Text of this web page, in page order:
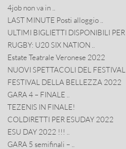
4job non va in ..
LAST MINUTE Posti alloggio ..
ULTIMI BIGLIETTI DISPONIBILI PER ..
RUGBY: U20 SIX NATION ..
Estate Teatrale Veronese 2022
NUOVI SPETTACOLI DEL FESTIVAL ..
FESTIVAL DELLA BELLEZZA 2022
GARA 4 – FINALE ..
TEZENIS IN FINALE!
COLDIRETTI PER ESUDAY 2022
ESU DAY 2022 !!! ..
GARA 5 semifinali – ..